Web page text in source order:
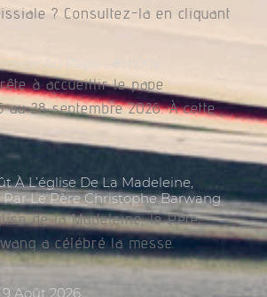
? Consultez-la en cliquant
Au Pape Léon XIV
à accueillir le pape
au 28 septembre 2026. À cette
À L’église De La Madeleine,
Par Le Père Christophe Barwang
de la Madeleine, le Père
a célébré la messe.
9 Août 2026